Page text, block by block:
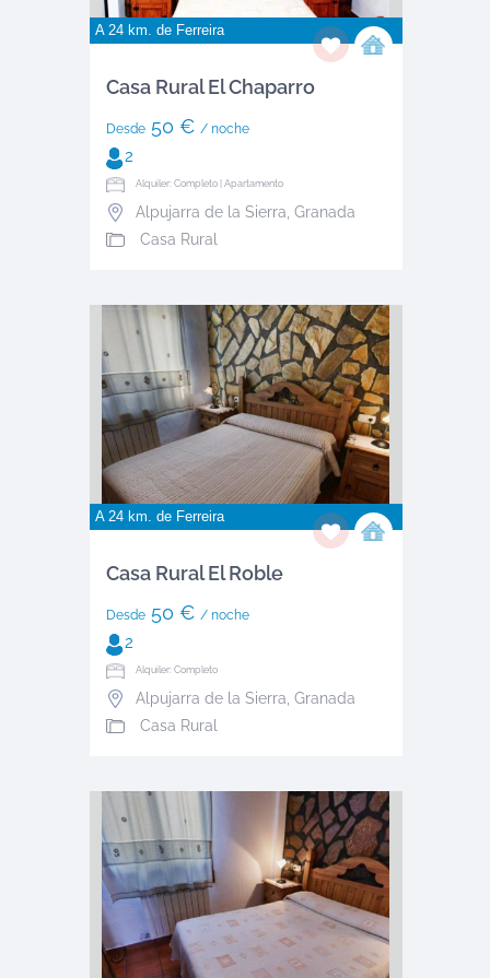
A 24 km. de Ferreira
Casa Rural El Chaparro
Desde50 € / noche
2
Alquiler: Completo | Apartamento
Alpujarra de la Sierra Granada
Casa Rural
A 24 km. de Ferreira
Casa Rural El Roble
Desde50 € / noche
2
Alquiler: Completo
Alpujarra de la Sierra Granada
Casa Rural